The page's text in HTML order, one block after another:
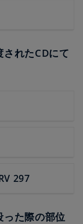
れたCDにて
297
た際の部位